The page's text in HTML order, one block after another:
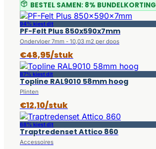
BESTEL SAMEN: 8% BUNDELKORTING
94% kiest dit
PF-Felt Plus 850x590x7mm
Ondervloer 7mm - 10,03 m2 per doos
€48,95/stuk
87% kiest dit
Topline RAL9010 58mm hoog
Plinten
€12,10/stuk
68% kiest dit
Traptredenset Attico 860
Accessoires